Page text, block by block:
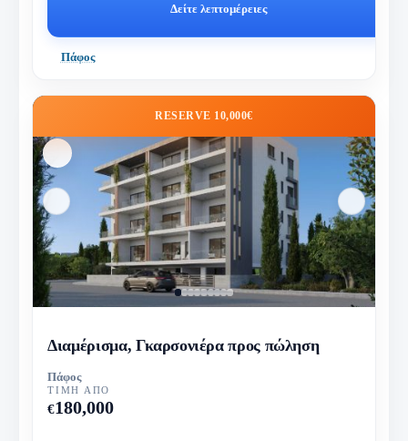
Δείτε λεπτομέρειες
Πάφος
RESERVE 10,000€
Διαμέρισμα, Γκαρσονιέρα προς πώληση
Πάφος
ΤΙΜΉ ΑΠΌ
€180,000